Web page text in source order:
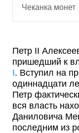
Чеканка монет
Петр II
пришедший к
I. Вступил на
одиннадцати
Петр
вся власть
Даниловича
последним из